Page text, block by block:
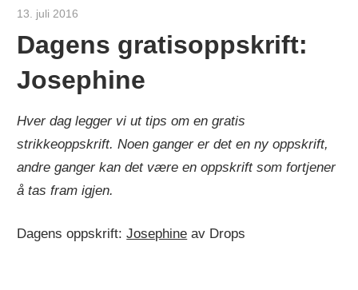
13. juli 2016
Dagens gratisoppskrift:
Josephine
Hver dag legger vi ut tips om en gratis
strikkeoppskrift. Noen ganger er det en ny oppskrift,
andre ganger kan det være en oppskrift som fortjener
å tas fram igjen.
Dagens oppskrift:Josephine av Drops